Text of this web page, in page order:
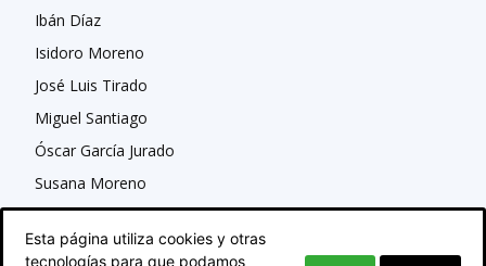
Ibán Díaz
Isidoro Moreno
José Luis Tirado
Miguel Santiago
Óscar García Jurado
Susana Moreno
Esta página utiliza cookies y otras
tecnologías para que podamos